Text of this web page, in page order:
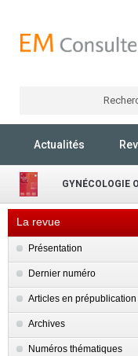
Actualités
GYNÉCOLOGIE
La revue
Présentation
Dernier numéro
Articles en prépublication
Archives
Numéros thématiques